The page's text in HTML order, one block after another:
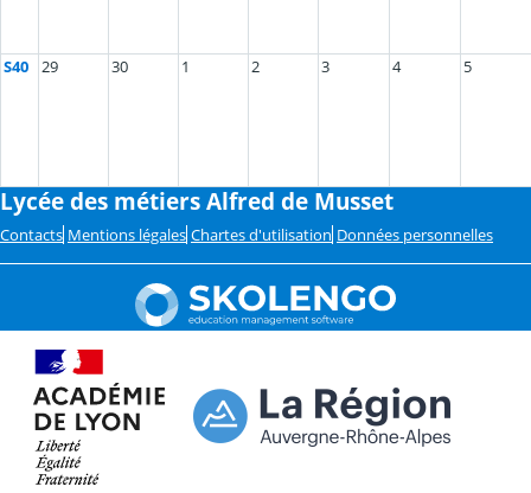
S40 29 30 1 2 3 4 5
Lycée des métiers Alfred de Musset
Contacts Mentions légales Chartes d'utilisation Données personnelles